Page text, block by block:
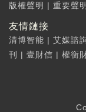
版權聲明 | 重要聲明
友情鏈接
清博智能 | 艾媒諮
刊
| 壹財信 | 權衡